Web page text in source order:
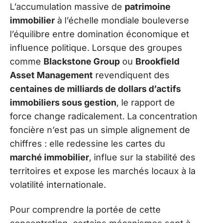
L’accumulation massive de patrimoine
immobilier à l’échelle mondiale bouleverse
l’équilibre entre domination économique et
influence politique. Lorsque des groupes
comme Blackstone Group ou Brookfield
Asset Management revendiquent des
centaines de milliards de dollars d’actifs
immobiliers sous gestion, le rapport de
force change radicalement. La concentration
foncière n’est pas un simple alignement de
chiffres : elle redessine les cartes du
marché immobilier, influe sur la stabilité des
territoires et expose les marchés locaux à la
volatilité internationale.
Pour comprendre la portée de cette